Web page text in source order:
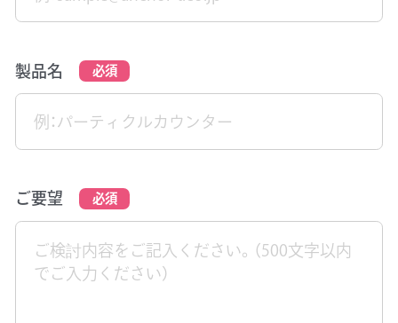
製品名
ご要望